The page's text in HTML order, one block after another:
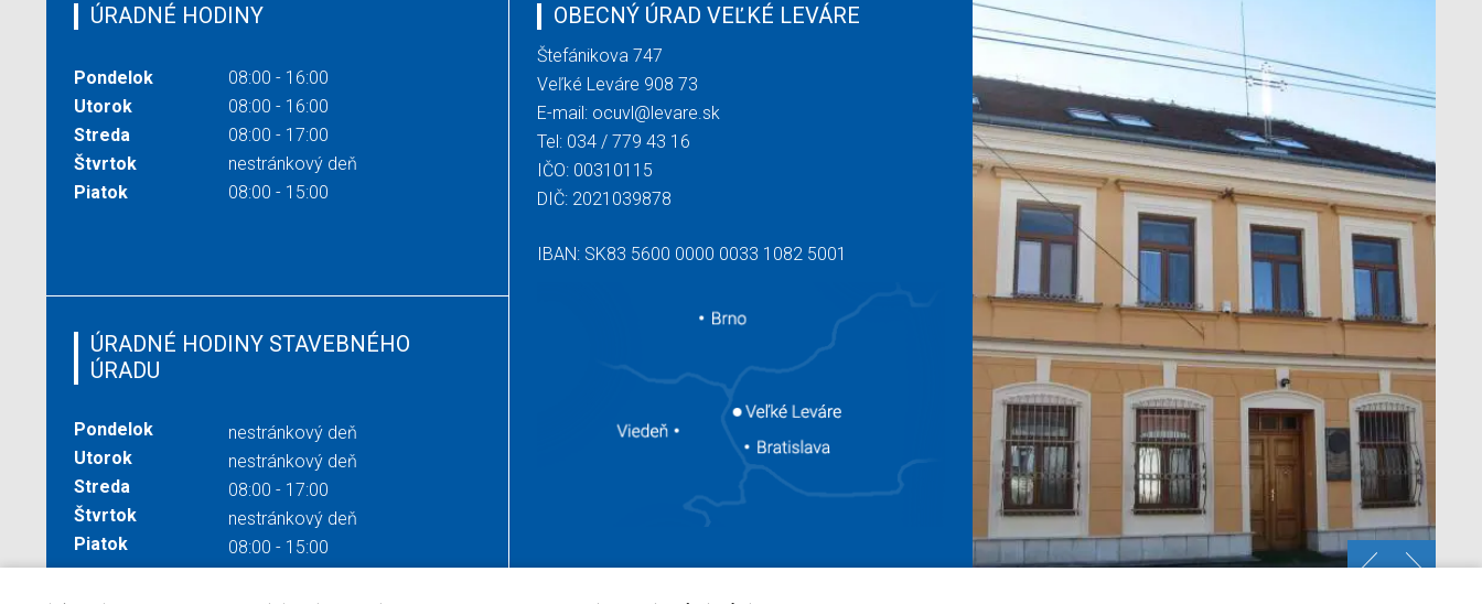
ÚRADNÉ HODINY
Pondelok
08:00 - 16:00
Utorok
08:00 - 16:00
Streda
08:00 - 17:00
Štvrtok
nestránkový deň
Piatok
08:00 - 15:00
ÚRADNÉ HODINY STAVEBNÉHO
ÚRADU
Pondelok
nestránkový deň
Utorok
nestránkový deň
Streda
08:00 - 17:00
Štvrtok
nestránkový deň
Piatok
08:00 - 15:00
OBECNÝ ÚRAD VEĽKÉ LEVÁRE
Štefánikova 747
Veľké Leváre 908 73
E-mail: ocuvl@levare.sk
Tel: 034 / 779 43 16
IČO: 00310115
DIČ: 2021039878
IBAN: SK83 5600 0000 0033 1082 5001